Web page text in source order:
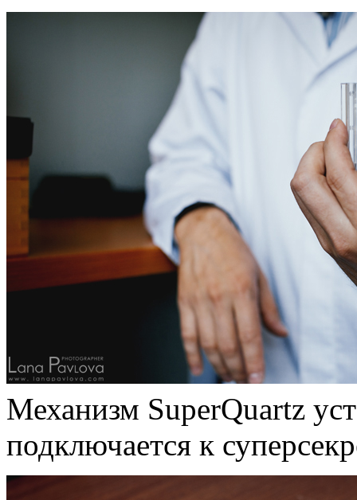
Механизм SuperQuartz
подключается к